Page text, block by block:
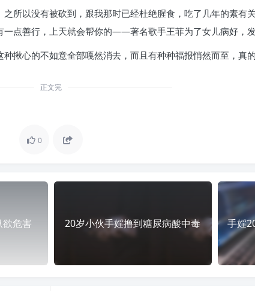
所以没有被砍到，跟我那时已经杜绝腥食，吃了几年的素
点善行，上天就会帮你的——著名歌手王菲为了女儿病好，发
揪心的不如意全部嘎然消去，而且有种种福报悄然而至，真
正文完
0
危害 20岁小伙手婬撸到糖尿病酸中毒 手婬